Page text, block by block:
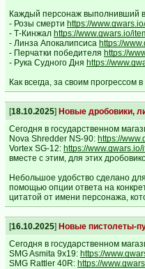
Каждый персонаж выполнивший
- Розы смерти https://
- Т-Кинжал https://www.gwars.io/
- Линза Апокалипсиса https://
- Перчатки победителя https://
- Рука Судного Дня https://
Как всегда, за своим
[18.10.2025] Новые дробовики,
Сегодня в государственном
Nova Shredder NS-90: https://
Vortex SG-12: https://
вместе с этим, для этих
Небольшое удобство сделано
помощью опции ответа на
цитатой от имени персонажа,
[16.10.2025] Новые пистолеты-
Сегодня в государственном
SMG Asmita 9x19: https://
SMG Rattler 40R: https://